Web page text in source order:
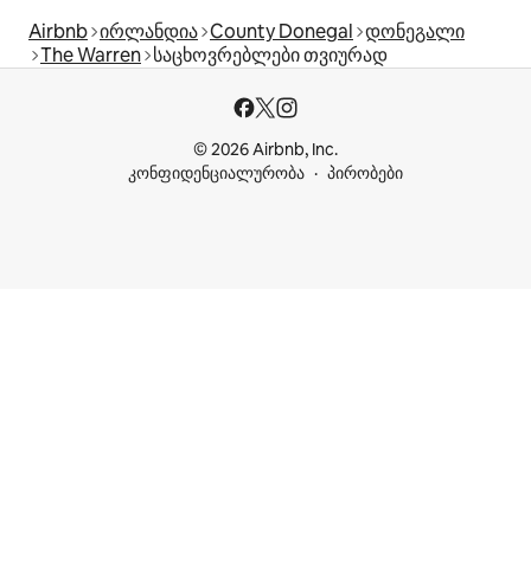
Airbnb ირლანდია County Donegal დონეგალი
The Warren საცხოვრებლები თვიურად
© 2026 Airbnb, Inc.
კონფიდენციალურობა
პირობები